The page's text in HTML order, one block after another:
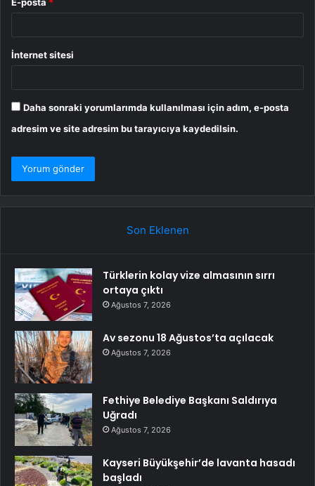
İnternet sitesi
Daha sonraki yorumlarımda kullanılması için adım, e-posta
adresim ve site adresim bu tarayıcıya kaydedilsin.
Son Eklenen
Türklerin kolay vize almasının sırrı
ortaya çıktı
Ağustos 7, 2026
Av sezonu 18 Ağustos’ta açılacak
Ağustos 7, 2026
Fethiye Belediye Başkanı Saldırıya
Uğradı
Ağustos 7, 2026
Kayseri Büyükşehir’de lavanta hasadı
başladı